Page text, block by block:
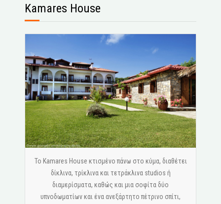
Kamares House
Το Kamares House κτισμένο πάνω στο κύμα, διαθέτει
δίκλινα, τρίκλινα και τετράκλινα studios ή
διαμερίσματα, καθώς και μια σοφίτα δύο
υπνοδωματίων και ένα ανεξάρτητο πέτρινο σπίτι,